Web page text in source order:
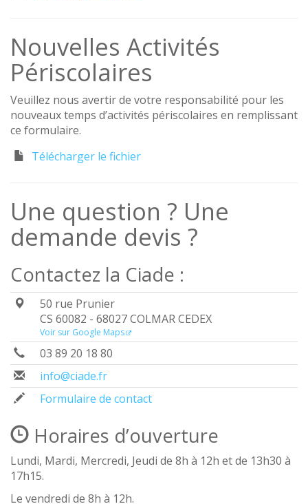
Nouvelles Activités
Périscolaires
Veuillez nous avertir de votre responsabilité pour les
nouveaux temps d’activités périscolaires en remplissant
ce formulaire.
Télécharger le fichier
Une question ? Une
demande devis ?
Contactez la Ciade :
50 rue Prunier
CS 60082 - 68027 COLMAR CEDEX
Voir sur Google Maps
03 89 20 18 80
info@ciade.fr
Formulaire de contact
Horaires d’ouverture
Lundi, Mardi, Mercredi, Jeudi de 8h à 12h et de 13h30 à
17h15.
Le vendredi de 8h à 12h.